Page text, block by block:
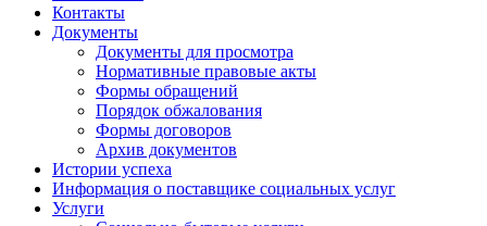
Контакты
Документы
Документы для просмотра
Нормативные правовые акты
Формы обращений
Порядок обжалования
Формы договоров
Архив документов
Истории успеха
Информация о поставщике социальных услуг
Услуги